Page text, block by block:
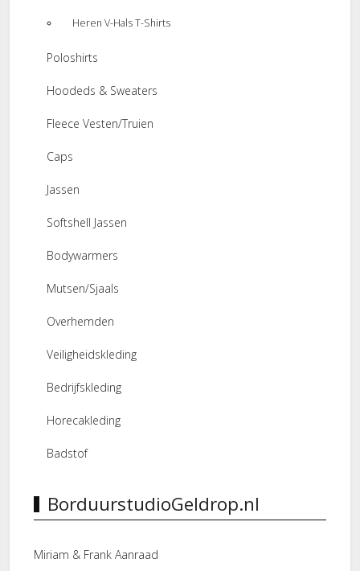
Heren V-Hals T-Shirts
Poloshirts
Hoodeds & Sweaters
Fleece Vesten/Truien
Caps
Jassen
Softshell Jassen
Bodywarmers
Mutsen/Sjaals
Overhemden
Veiligheidskleding
Bedrijfskleding
Horecakleding
Badstof
BorduurstudioGeldrop.nl
Miriam & Frank Aanraad